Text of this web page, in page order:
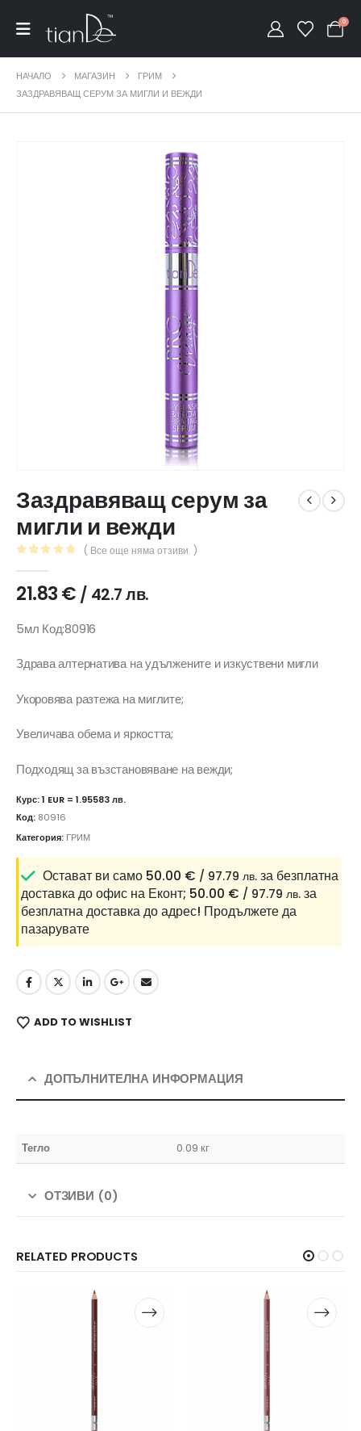
0
НАЧАЛО МАГАЗИН
ГРИМ
ЗАЗДРАВЯВАЩ СЕРУМ ЗА МИГЛИ И ВЕЖДИ
Заздравяващ серум за
мигли и вежди
( Все още няма отзиви. )
21.83€ / 42.7 лв.
5мл Код:80916
Здрава алтернатива на удължените и изкуствени мигли
Укоровява разтежа на миглите;
Увеличава обема и яркостта;
Подходящ за възстановяване на вежди;
Курс: 1 EUR = 1.95583 лв.
Код: 80916
Категория: ГРИМ
Остават ви само 50.00 € / 97.79 лв. за безплатна
доставка до офис на Еконт; 50.00 € / 97.79 лв. за
безплатна доставка до адрес! Продължете да
пазарувате
ADD TO WISHLIST
ДОПЪЛНИТЕЛНА ИНФОРМАЦИЯ
Тегло 0.09 кг
ОТЗИВИ (0)
RELATED PRODUCTS